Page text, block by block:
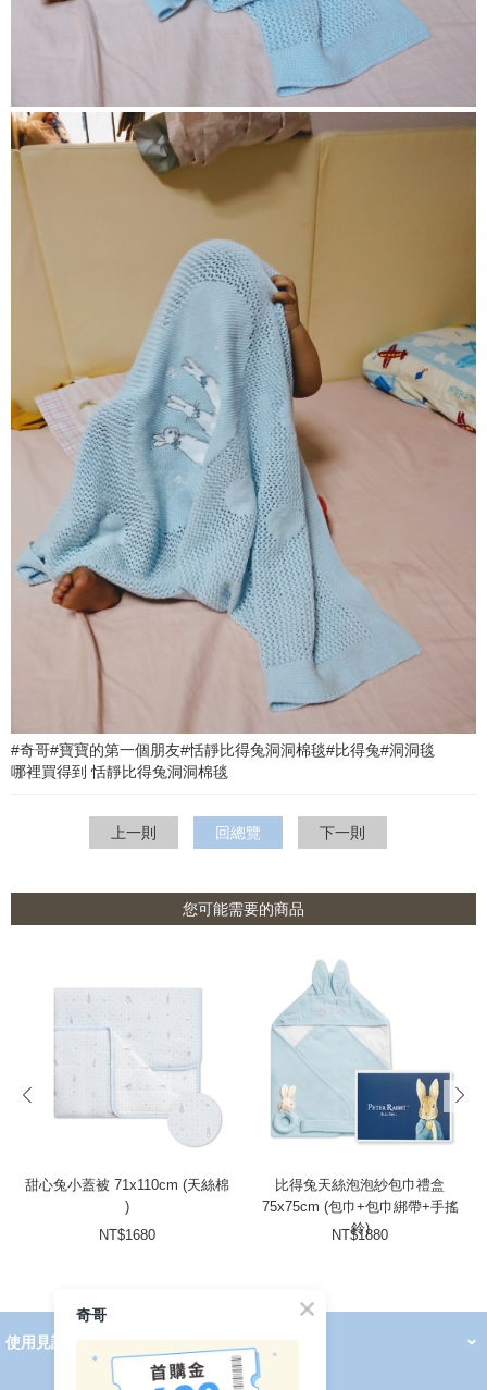
#奇哥#寶寶的第一個朋友#恬靜比得兔洞洞棉毯#比得兔#洞洞毯
哪裡買得到恬靜比得兔洞洞棉毯
上一則 回總覽 下一則
您可能需要的商品
甜心兔小蓋被 71x110cm (天絲棉
)
NT$1680
比得兔天絲泡泡紗包巾禮盒
75x75cm (包巾+包巾綁帶+手搖
鈴)
NT$1880
prev next
使用見證 線上DM
2026 PADDINGTON 春夏服飾
2026 Peter Rabbit 春夏服飾
2026 CHIC BASICS春夏服飾
2026 Chic“a”Bon 派對禮服系列
2026 Chic“a”Bon 春夏服飾
媽咪購物指南
奇哥